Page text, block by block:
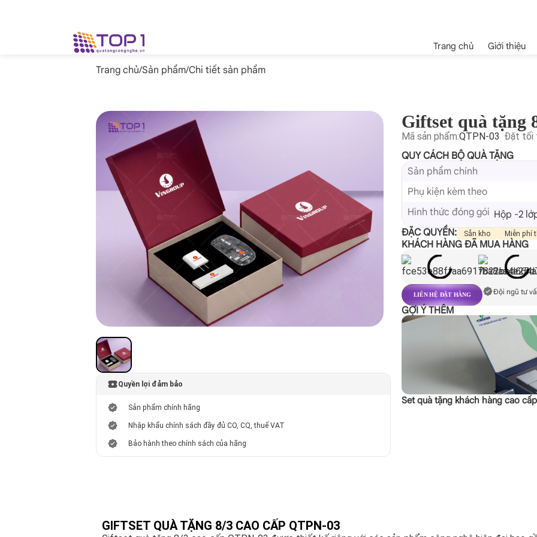
Trang chủ Giới thiệu
Trang chủ/Sản phẩm/Chi tiết sản phẩm
Quyền lợi đảm bảo
Sản phẩm chính hãng
Nhập khẩu chính sách đầy đủ CO, CQ, thuế VAT
Bảo hành theo chính sách của hãng
Giftset quà tặng
Mã sản phẩm:QTPN-03 Đặt tối
QUY CÁCH BỘ QUÀ TẶNG
Sản phẩm chính
Phụ kiện kèm theo
Hình thức đóng gói Hộp -2
ĐẶC QUYỀN:
Sẵn kho Miễn phí
KHÁCH HÀNG ĐÃ MUA HÀNG
LIÊN HỆ ĐẶT HÀNG Đội ngũ tư
GỢI Ý THÊM
Set quà tặng khách hàng cao
GIFTSET QUÀ TẶNG 8/3 CAO CẤP QTPN-03